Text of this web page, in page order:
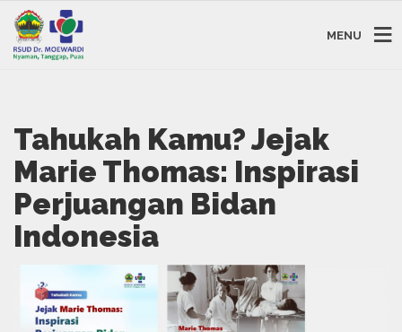
MENU
Tahukah Kamu? Jejak
Marie Thomas: Inspirasi
Perjuangan Bidan
Indonesia